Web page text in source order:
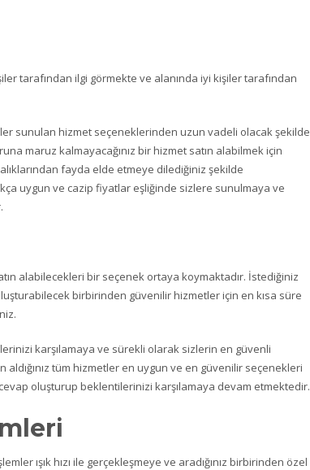
tarafından ilgi görmekte ve alanında iyi kişiler tarafından
sunulan hizmet seçeneklerinden uzun vadeli olacak şekilde
maruz kalmayacağınız bir hizmet satın alabilmek için
fayda elde etmeye dilediğiniz şekilde
uygun ve cazip fiyatlar eşliğinde sizlere sunulmaya ve
alabilecekleri bir seçenek ortaya koymaktadır. İstediğiniz
birbirinden güvenilir hizmetler için en kısa süre
karşılamaya ve sürekli olarak sizlerin en güvenli
tüm hizmetler en uygun ve en güvenilir seçenekleri
oluşturup beklentilerinizi karşılamaya devam etmektedir.
ışık hızı ile gerçekleşmeye ve aradığınız birbirinden özel